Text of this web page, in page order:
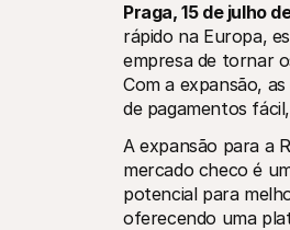
Praga, 15 de julho
rápido na Europa,
empresa de tornar
Com a expansão,
de pagamentos
A expansão para a
mercado checo é
potencial para
oferecendo uma